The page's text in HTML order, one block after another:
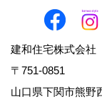
建和住宅株式会社
〒751-0851
山口県下関市熊